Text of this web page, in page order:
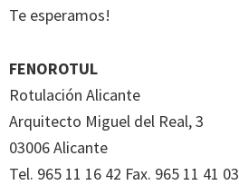
Te esperamos!
FENOROTUL
Rotulación Alicante
Arquitecto Miguel del Real, 3
03006 Alicante
Tel. 965 11 16 42 Fax. 965 11 41 03